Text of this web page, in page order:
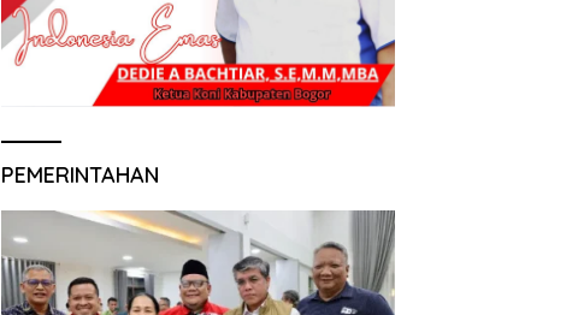
PEMERINTAHAN